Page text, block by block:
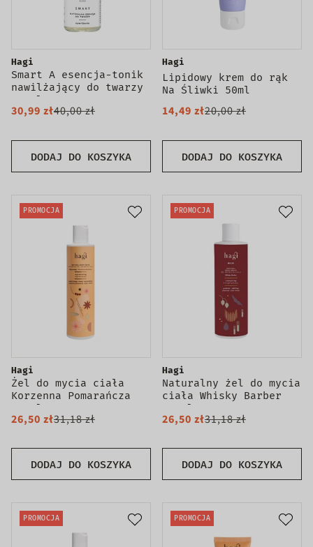
DODAJ DO KOSZYKA
Hagi
Smart A esencja-tonik
nawilżający do twarzy
100ml
30,99 zł40,00 zł
DODAJ DO KOSZYKA
Hagi
Lipidowy krem do rąk
Na Śliwki 50ml
14,49 zł20,00 zł
PROMOCJA
DODAJ DO KOSZYKA
Hagi
Żel do mycia ciała
Korzenna Pomarańcza
300ml
26,50 zł31,18 zł
PROMOCJA
DODAJ DO KOSZYKA
Hagi
Naturalny żel do mycia
ciała Whisky Barber
300ml
26,50 zł31,18 zł
PROMOCJA PROMOCJA